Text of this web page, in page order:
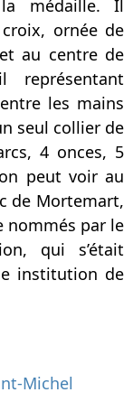
médaille. Il
ornée de
au centre de
les mains
seul collier de
4 onces, 5
peut voir au
de Mortemart,
nommés par le
qui s’était
institution de
Michel